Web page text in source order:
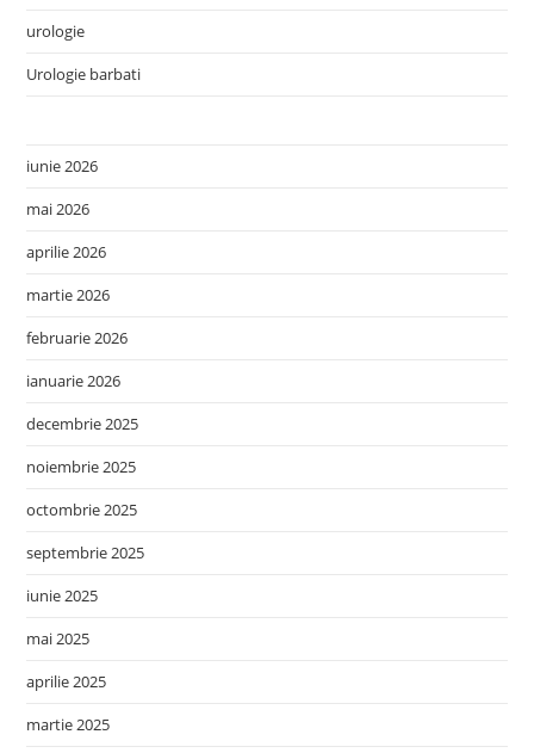
urologie
Urologie barbati
iunie 2026
mai 2026
aprilie 2026
martie 2026
februarie 2026
ianuarie 2026
decembrie 2025
noiembrie 2025
octombrie 2025
septembrie 2025
iunie 2025
mai 2025
aprilie 2025
martie 2025